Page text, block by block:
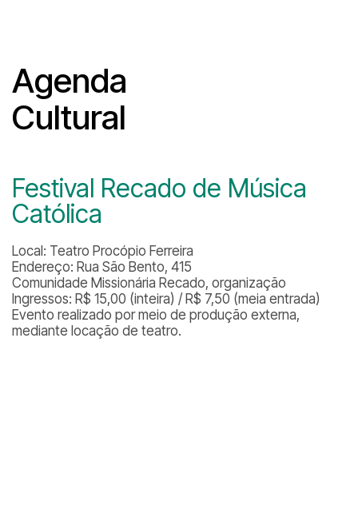
Agenda
Cultural
Festival Recado de Música
Católica
Local: Teatro Procópio Ferreira
Endereço: Rua São Bento, 415
Comunidade Missionária Recado, organização
Ingressos: R$ 15,00 (inteira) / R$ 7,50 (meia entrada)
Evento realizado por meio de produção externa,
mediante locação de teatro.